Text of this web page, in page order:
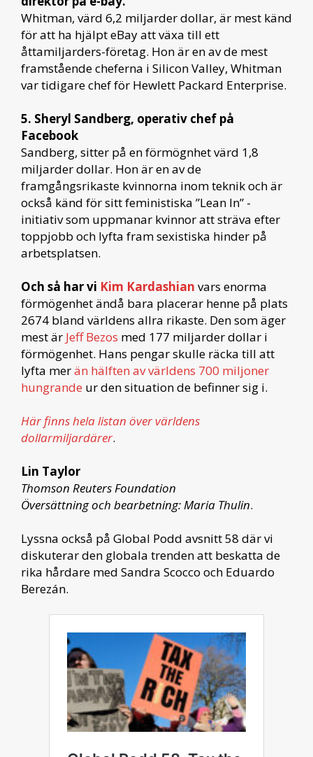
Whitman, värd 6,2 miljarder dollar, är mest känd
för att ha hjälpt eBay att växa till ett
åttamiljarders-företag. Hon är en av de mest
framstående cheferna i Silicon Valley, Whitman
var tidigare chef för Hewlett Packard Enterprise.
5. Sheryl Sandberg, operativ chef på
Facebook
Sandberg, sitter på en förmögnhet värd 1,8
miljarder dollar. Hon är en av de
framgångsrikaste kvinnorna inom teknik och är
också känd för sitt feministiska ”Lean In” -
initiativ som uppmanar kvinnor att sträva efter
toppjobb och lyfta fram sexistiska hinder på
arbetsplatsen.
Och så har vi Kim Kardashian vars enorma
förmögenhet ändå bara placerar henne på plats
2674 bland världens allra rikaste. Den som äger
mest är Jeff Bezos med 177 miljarder dollar i
förmögenhet. Hans pengar skulle räcka till att
lyfta merän hälften av världens 700 miljoner
hungrande ur den situation de befinner sig i.
Här finns hela listan över världens
dollarmiljardärer.
Lin Taylor
Thomson Reuters Foundation
Översättning och bearbetning: Maria Thulin.
Lyssna också på Global Podd avsnitt 58 där vi
diskuterar den globala trenden att beskatta de
rika hårdare med Sandra Scocco och Eduardo
Berezán.